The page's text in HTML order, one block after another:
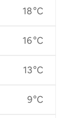
18 °C
16 °C
13 °C
9 °C